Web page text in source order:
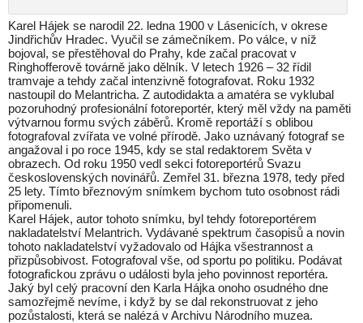
Karel Hájek se narodil 22. ledna 1900 v Lásenicích, v okrese
Jindřichův Hradec. Vyučil se zámečníkem. Po válce, v níž
bojoval, se přestěhoval do Prahy, kde začal pracovat v
Ringhofferově továrně jako dělník. V letech 1926 – 32 řídil
tramvaje a tehdy začal intenzivně fotografovat. Roku 1932
nastoupil do Melantricha. Z autodidakta a amatéra se vyklubal
pozoruhodný profesionální fotoreportér, který měl vždy na paměti
výtvarnou formu svých záběrů. Kromě reportáží s oblibou
fotografoval zvířata ve volné přírodě. Jako uznávaný fotograf se
angažoval i po roce 1945, kdy se stal redaktorem Světa v
obrazech. Od roku 1950 vedl sekci fotoreportérů Svazu
československých novinářů. Zemřel 31. března 1978, tedy před
25 lety. Tímto březnovým snímkem bychom tuto osobnost rádi
připomenuli.
Karel Hájek, autor tohoto snímku, byl tehdy fotoreportérem
nakladatelství Melantrich. Vydávané spektrum časopisů a novin
tohoto nakladatelství vyžadovalo od Hájka všestrannost a
přizpůsobivost. Fotografoval vše, od sportu po politiku. Podávat
fotografickou zprávu o události byla jeho povinnost reportéra.
Jaký byl celý pracovní den Karla Hájka onoho osudného dne
samozřejmě nevíme, i když by se dal rekonstruovat z jeho
pozůstalosti, která se nalézá v Archivu Národního muzea.